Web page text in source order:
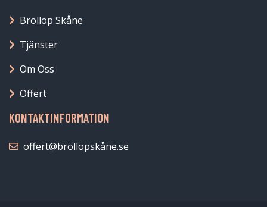
Bröllop Skåne
Tjänster
Om Oss
Offert
KONTAKTINFORMATION
offert@bröllopskåne.se